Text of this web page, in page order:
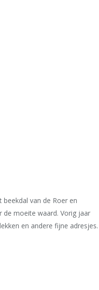
van de Roer en
de moeite waard. Vorig jaar
en andere fijne adresjes.